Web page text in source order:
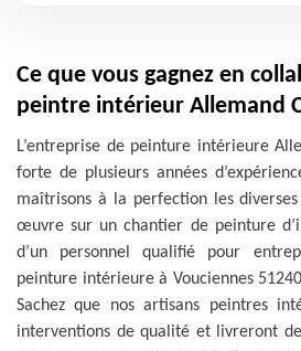
Ce que vous gagnez en
peintre intérieur Allemand
L’entreprise de peinture intérieure
forte de plusieurs années
maîtrisons à la perfection les
œuvre sur un chantier de peinture
d’un personnel qualifié pour
peinture intérieure à Vouciennes
Sachez que nos artisans peintres
interventions de qualité et livreront